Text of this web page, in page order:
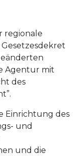
regionale
Agentur mit
des
Einrichtung des
und
und die